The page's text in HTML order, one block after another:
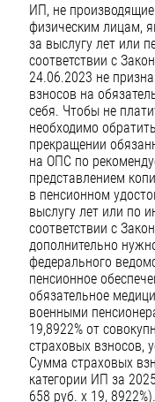
ИП, не
физическим лицам,
за выслугу лет или
соответствии с
24.06.2023 не
взносов на
себя. Чтобы не
необходимо
прекращении
на ОПС по
представлением
в пенсионном
выслугу лет или по
соответствии с
дополнительно
федерального
пенсионное
обязательное
военными
19,8922% от
страховых взносов,
Сумма страховых
категории ИП за
658 руб. х 19, 8922%).